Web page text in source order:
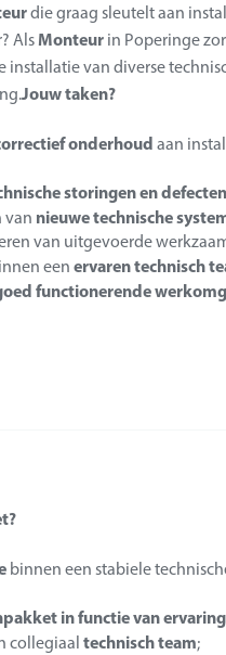
die graag sleutelt aan
AlsMonteur in Poperinge
van diverse
Jouw taken?
onderhoud aan
storingen en defecten
van nieuwe technische
van uitgevoerde
een ervaren technisch
functionerende
binnen een stabiele
in functie van ervaring
collegiaal technisch team;